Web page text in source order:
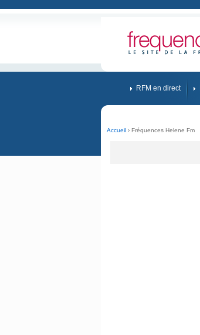
RFM en direct
Accueil › Fréquences Helene Fm